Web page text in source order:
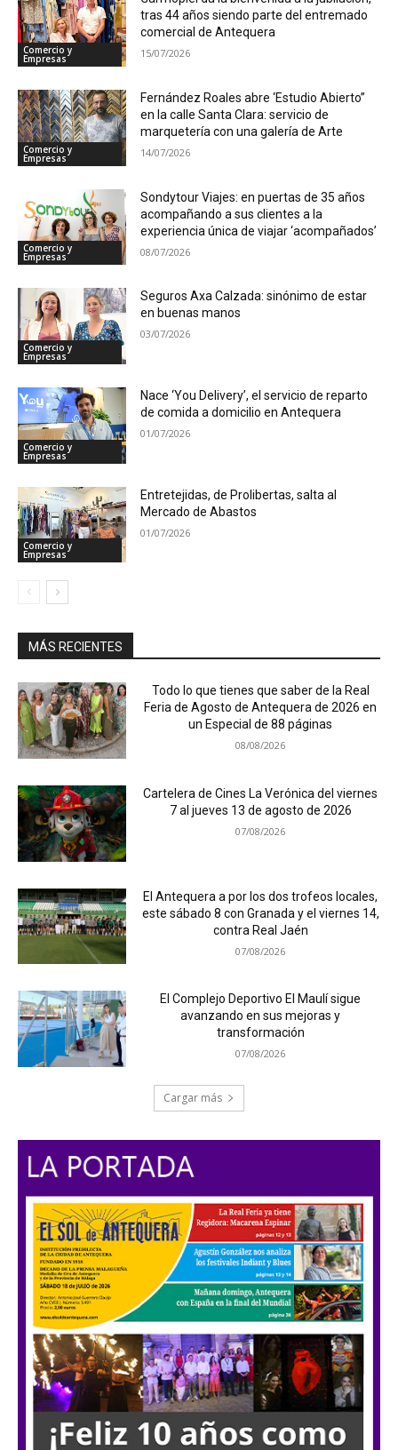
Comercio y
Empresas
tras 44 años siendo parte del entremado
comercial de Antequera
15/07/2026
Comercio y
Empresas
Fernández Roales abre ‘Estudio Abierto”
en la calle Santa Clara: servicio de
marquetería con una galería de Arte
14/07/2026
Comercio y
Empresas
Sondytour Viajes: en puertas de 35 años
acompañando a sus clientes a la
experiencia única de viajar ‘acompañados’
08/07/2026
Comercio y
Empresas
Seguros Axa Calzada: sinónimo de estar
en buenas manos
03/07/2026
Comercio y
Empresas
Nace ‘You Delivery’, el servicio de reparto
de comida a domicilio en Antequera
01/07/2026
Comercio y
Empresas
Entretejidas, de Prolibertas, salta al
Mercado de Abastos
01/07/2026
MÁS RECIENTES
Todo lo que tienes que saber de la Real
Feria de Agosto de Antequera de 2026 en
un Especial de 88 páginas
08/08/2026
Cartelera de Cines La Verónica del viernes
7 al jueves 13 de agosto de 2026
07/08/2026
El Antequera a por los dos trofeos locales,
este sábado 8 con Granada y el viernes 14,
contra Real Jaén
07/08/2026
El Complejo Deportivo El Maulí sigue
avanzando en sus mejoras y
transformación
07/08/2026
Cargar más